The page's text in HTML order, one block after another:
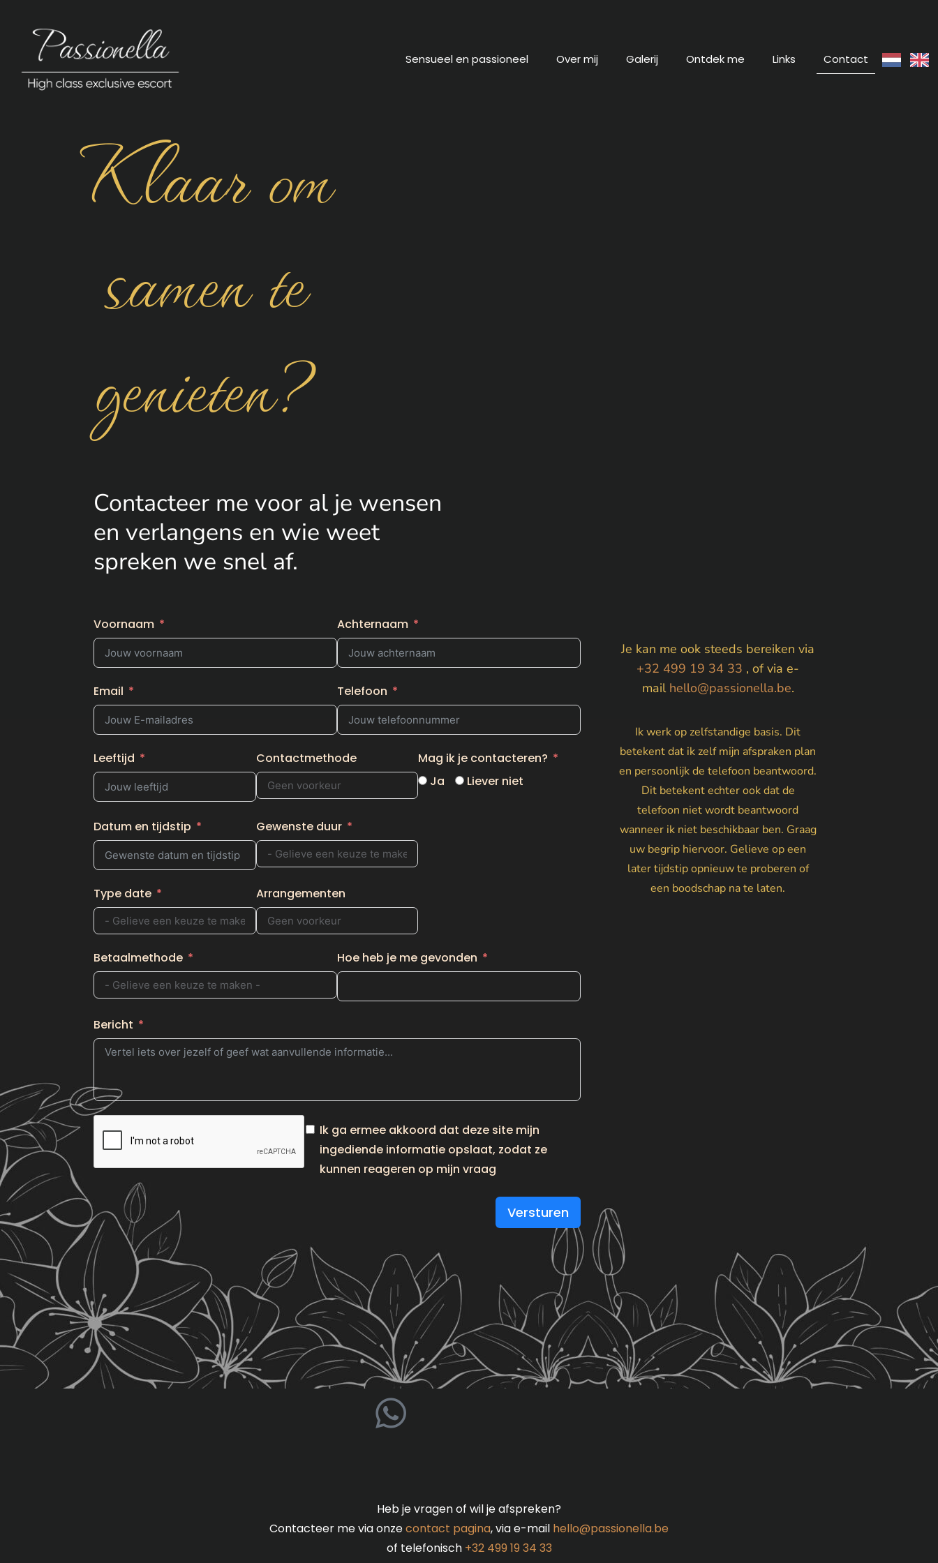
Sensueel en passioneel Over mij Galerij Ontdek me Links Contact
Klaar om
samen te
genieten?
Contacteer me voor al je wensen
en verlangens en wie weet
spreken we snel af.
Voornaam Achternaam
Email Telefoon
Leeftijd Contactmethode
Mag ik je contacteren?
Ja
Liever niet
Datum en tijdstip Gewenste duur
Type date Arrangementen
Betaalmethode Hoe heb je me gevonden
Bericht
Ik ga ermee akkoord dat deze site mijn
ingediende informatie opslaat, zodat ze
kunnen reageren op mijn vraag
Versturen
Je kan me ook steeds bereiken via
+32 499 19 34 33 , of via e-
mail hello@passionella.be.
Ik werk op zelfstandige basis. Dit
betekent dat ik zelf mijn afspraken plan
en persoonlijk de telefoon beantwoord.
Dit betekent echter ook dat de
telefoon niet wordt beantwoord
wanneer ik niet beschikbaar ben. Graag
uw begrip hiervoor. Gelieve op een
later tijdstip opnieuw te proberen of
een boodschap na te laten.
Heb je vragen of wil je afspreken?
Contacteer me via onzecontact pagina, via e-mail hello@passionella.be
of telefonisch +32 499 19 34 33